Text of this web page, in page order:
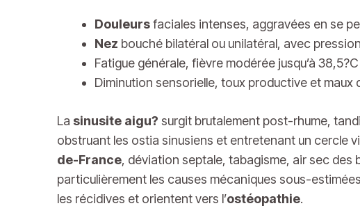
Douleursfaciales intenses, aggravées en se
Nez bouché bilatéral ou unilatéral, avec
Fatigue générale, fièvre modérée jusqu’à
Diminution sensorielle, toux productive et maux
La sinusite aigu? surgit brutalement post-rhume,
obstruant les ostia sinusiens et entretenant un cercle
de-France, déviation septale, tabagisme, air sec
particulièrement les causes mécaniques sous-
les récidives et orientent vers l’ostéopathie.